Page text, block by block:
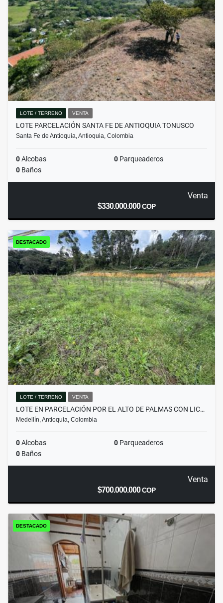
LOTE / TERRENO VENTA
LOTE PARCELACIÓN SANTA FE DE ANTIOQUIA TONUSCO
Santa Fe de Antioquia, Antioquia, Colombia
0Alcobas 0 Parqueaderos
0 Baños
Venta
$330.000.000COP
DESTACADO
LOTE / TERRENO VENTA
LOTE EN PARCELACIÓN POR EL ALTO DE PALMAS CON LIC…
Medellín, Antioquia, Colombia
0Alcobas 0 Parqueaderos
0 Baños
Venta
$700.000.000COP
DESTACADO